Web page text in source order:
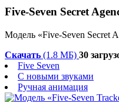
Five-Seven Secret
Модель «Five-Seven Secret
Скачать (1.8 МБ) 30
Five Seven
С новыми звуками
Ручная анимация